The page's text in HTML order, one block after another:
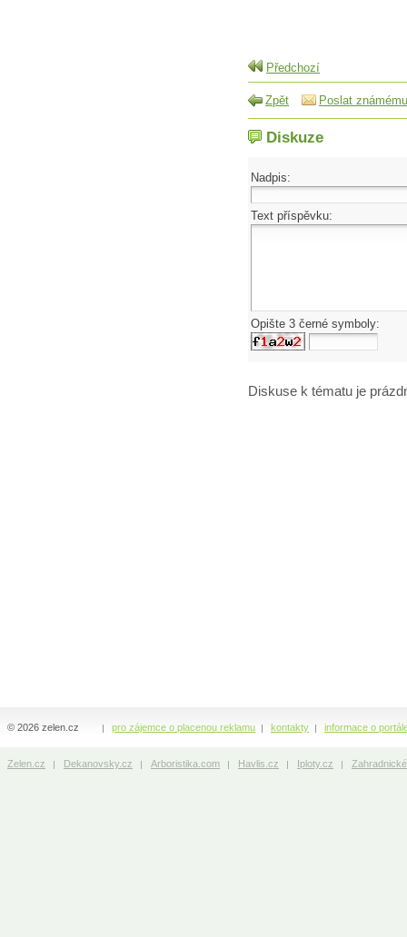
Předchozí
Zpět Poslat známému
Diskuze
Nadpis:
Text příspěvku:
Opište 3 černé symboly:
Diskuse k tématu je
pro zájemce o placenou reklamu kontakty informace o
© 2026 zelen.cz
Zelen.cz Dekanovsky.cz Arboristika.com Havlis.cz Iploty.cz